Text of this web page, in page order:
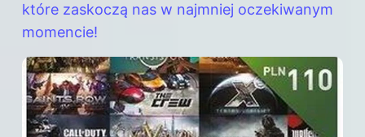
które zaskoczą nas w najmniej oczekiwanym
momencie!